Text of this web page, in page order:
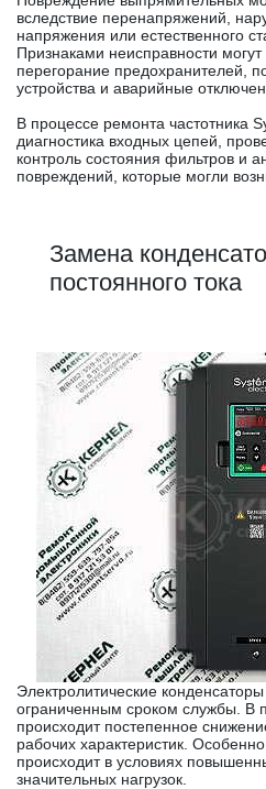
вследствие перенапряжений,
напряжения или естественного
Признаками неисправности могут
перегорание предохранителей,
устройства и аварийные
В процессе ремонта частотника
диагностика входных цепей,
контроль состояния фильтров и
повреждений, которые могли
Замена
постоянного тока
Электролитические
ограниченным сроком службы. В
происходит постепенное
рабочих характеристик.
происходит в условиях
значительных нагрузок.